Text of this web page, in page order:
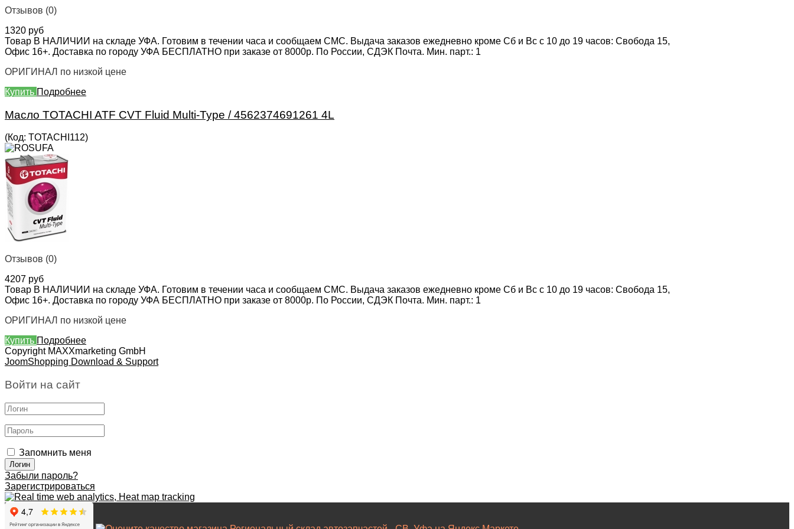
Отзывов (0)
1320 руб
Товар В НАЛИЧИИ на складе УФА. Готовим в течении часа и сообщаем СМС. Выдача заказов ежедневно кроме Сб и Вс с 10 до 19 часов: Свобода 15,
Офис 16+. Доставка по городу УФА БЕСПЛАТНО при заказе от 8000р. По России, СДЭК Почта. Мин. парт.: 1
ОРИГИНАЛ по низкой цене
Купить Подробнее
Масло TOTACHI ATF CVT Fluid Multi-Type / 4562374691261 4L
(Код: TOTACHI112)
Отзывов (0)
4207 руб
Товар В НАЛИЧИИ на складе УФА. Готовим в течении часа и сообщаем СМС. Выдача заказов ежедневно кроме Сб и Вс с 10 до 19 часов: Свобода 15,
Офис 16+. Доставка по городу УФА БЕСПЛАТНО при заказе от 8000р. По России, СДЭК Почта. Мин. парт.: 1
ОРИГИНАЛ по низкой цене
Купить Подробнее
Copyright MAXXmarketing GmbH
JoomShopping Download & Support
Войти на сайт
Запомнить меня
Забыли пароль?
Зарегистрироваться